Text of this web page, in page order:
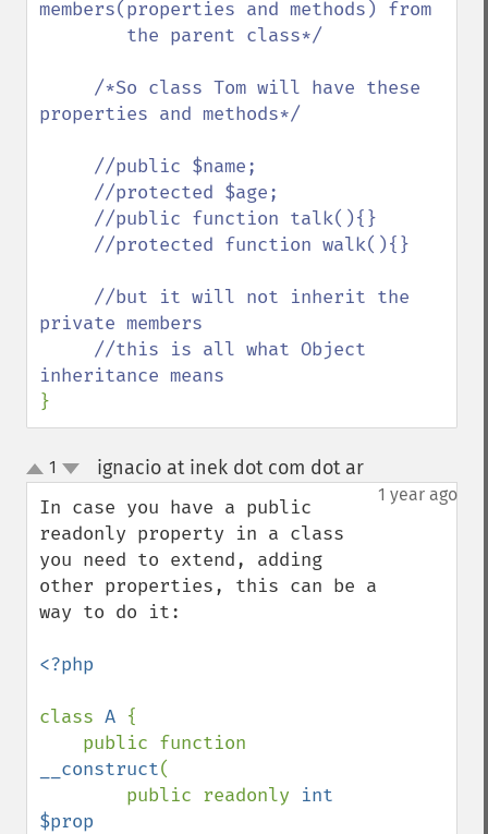
members(properties and methods) from
properties and methods*/
private members
}
up
down
1 ignacio at inek dot com dot ar¶
1 year ago
In case you have a public
readonly property in a class
you need to extend, adding
other properties, this can be a
way to do it:
<?php
class A {
__construct(
        public readonly
int
$prop